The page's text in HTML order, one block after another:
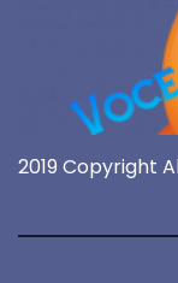
2019 Copyright